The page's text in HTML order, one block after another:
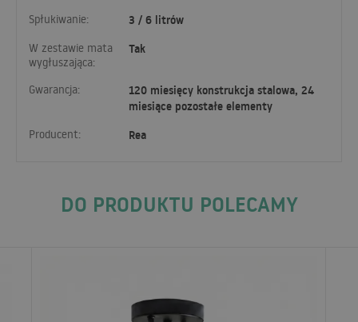
Spłukiwanie: 3 / 6 litrów
W zestawie mata
wygłuszająca:
Tak
Gwarancja:
120 miesięcy konstrukcja stalowa, 24
miesiące pozostałe elementy
Producent: Rea
DO PRODUKTU POLECAMY